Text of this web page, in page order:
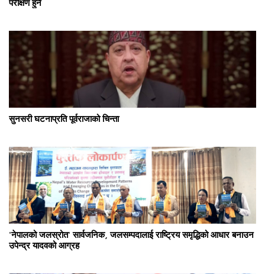
परीक्षण हुने
सुनसरी घटनाप्रति पूर्वराजाको चिन्ता
'नेपालको जलस्रोत' सार्वजनिक, जलसम्पदालाई राष्ट्रिय समृद्धिको आधार बनाउन
उपेन्द्र यादवको आग्रह